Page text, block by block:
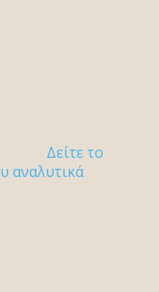
Δείτε το
αναλυτικά